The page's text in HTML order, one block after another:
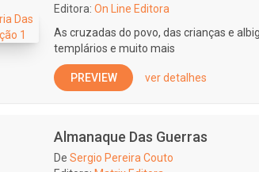
Editora: On Line Editora
As cruzadas do povo, das crianças e
templários e muito mais
PREVIEW ver detalhes
Almanaque Das Guerras
De Sergio Pereira Couto